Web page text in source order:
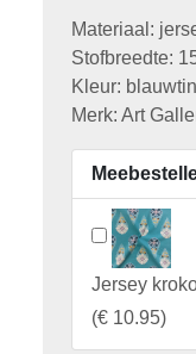
Materiaal:
Stofbreedte:
Kleur:
Merk: Art
Jersey
(€ 10.95)